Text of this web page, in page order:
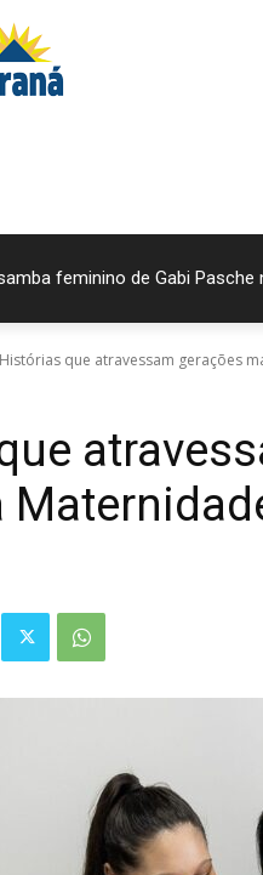
feminino de Gabi Pasche
Exposição Dinos Alive estende
Histórias que atravessam gerações